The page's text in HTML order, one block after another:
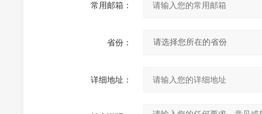
常用邮箱：
省份：
详细地址：